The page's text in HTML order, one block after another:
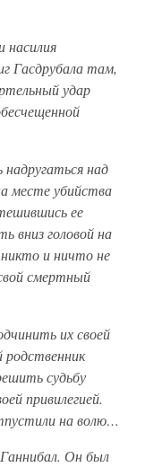
насилия
Гасдрубала там,
удар
над
месте убийства
ее
вниз головой на
никто и ничто не
смертный
их своей
судьбу
привилегией.
на волю…
Он был